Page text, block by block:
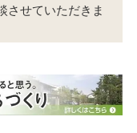
させていただきま